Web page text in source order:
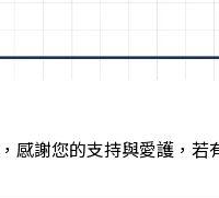
， 感謝您的支持與愛護，若